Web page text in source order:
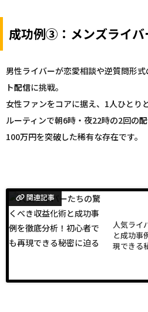
成功例③：メンズライバ
男性ライバーが恋愛相談や逆質問形
ト配信に挑戦。
女性ファンをコアに据え、1人ひとり
ルーティンで朝6時・夜22時の2回の
100万円を突破した稀有な存在です。
関連記事
人気ライ
と成功事
現できる